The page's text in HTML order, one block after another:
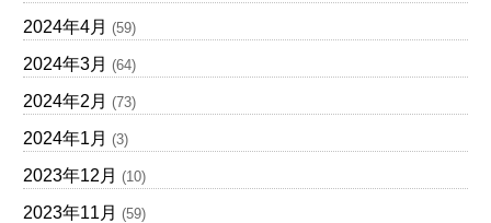
2024年4月 (59)
2024年3月 (64)
2024年2月 (73)
2024年1月 (3)
2023年12月 (10)
2023年11月 (59)